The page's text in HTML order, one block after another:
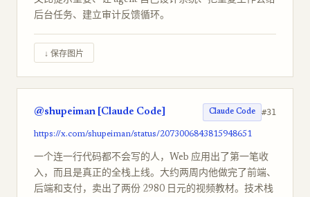
后台任务、建立审计反馈循环。
↓ 保存图片
@shupeiman [Claude Code] Claude Code #31
https://x.com/shupeiman/status/2073006843815948651
一个连一行代码都不会写的人，Web 应用出了第一笔收
入，而且是真正的全栈上线。大约两周内他做完了前端、
后端和支付，卖出了两份 2980 日元的视频教材。技术栈